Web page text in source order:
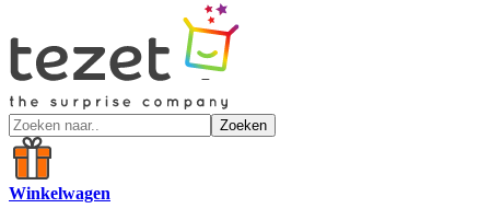
Zoeken
Winkelwagen